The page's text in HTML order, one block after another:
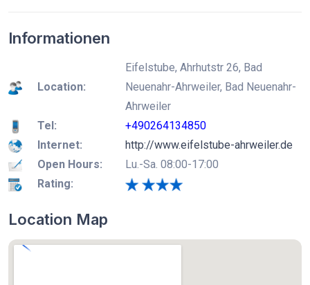
Informationen
Location:
Eifelstube, Ahrhutstr 26, Bad
Neuenahr-Ahrweiler, Bad Neuenahr-
Ahrweiler
Tel:
+490264134850
Internet:
http://www.eifelstube-ahrweiler.de
Open Hours:
Lu.-Sa. 08:00-17:00
Rating:
Location Map